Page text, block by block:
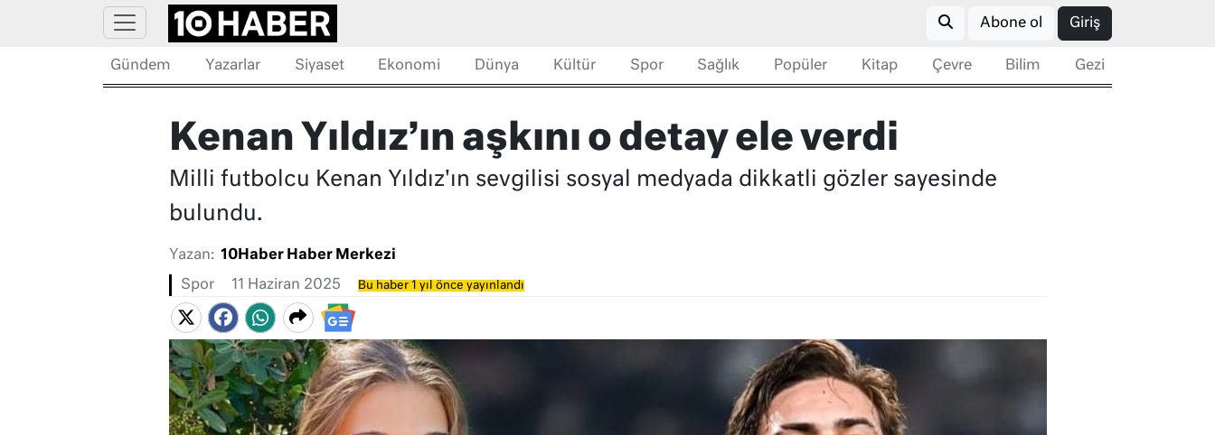
Abone ol Giriş
Gündem Yazarlar Siyaset Ekonomi Dünya Kültür Spor Sağlık Popüler Kitap Çevre Bilim Gezi
Kenan Yıldız’ın aşkını o detay ele verdi
Milli futbolcu Kenan Yıldız'ın sevgilisi sosyal medyada dikkatli gözler sayesinde
bulundu.
Yazan: 10Haber Haber Merkezi
Spor 11 Haziran 2025 Bu haber 1 yıl önce yayınlandı